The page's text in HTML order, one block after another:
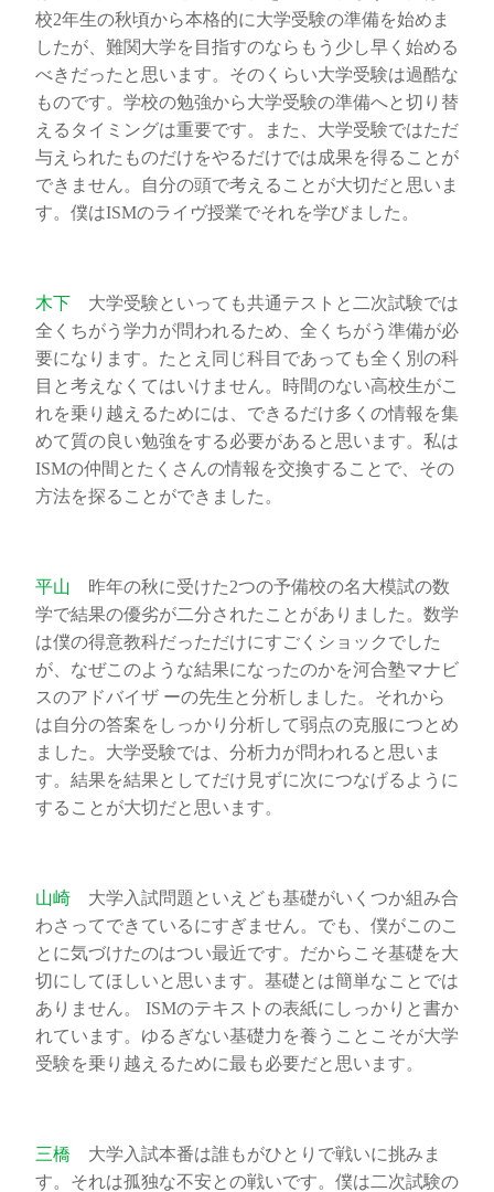
校2年生の秋頃から本格的に大学受験の準備を始めま
したが、難関大学を目指すのならもう少し早く始める
べきだったと思います。そのくらい大学受験は過酷な
ものです。学校の勉強から大学受験の準備へと切り替
えるタイミングは重要です。また、大学受験ではただ
与えられたものだけをやるだけでは成果を得ることが
できません。自分の頭で考えることが大切だと思いま
す。僕はISMのライヴ授業でそれを学びました。
木下
大学受験といっても共通テストと二次試験では
全くちがう学力が問われるため、全くちがう準備が必
要になります。たとえ同じ科目であっても全く別の科
目と考えなくてはいけません。時間のない高校生がこ
れを乗り越えるためには、できるだけ多くの情報を集
めて質の良い勉強をする必要があると思います。私は
ISMの仲間とたくさんの情報を交換することで、その
方法を探ることができました。
平山
昨年の秋に受けた2つの予備校の名大模試の数
学で結果の優劣が二分されたことがありました。数学
は僕の得意教科だっただけにすごくショックでした
が、なぜこのような結果になったのかを河合塾マナビ
スのアドバイザ ーの先生と分析しました。それから
は自分の答案をしっかり分析して弱点の克服につとめ
ました。大学受験では、分析力が問われると思いま
す。結果を結果としてだけ見ずに次につなげるように
することが大切だと思います。
山崎
大学入試問題といえども基礎がいくつか組み合
わさってできているにすぎません。でも、僕がこのこ
とに気づけたのはつい最近です。だからこそ基礎を大
切にしてほしいと思います。基礎とは簡単なことでは
ありません。 ISMのテキストの表紙にしっかりと書か
れています。ゆるぎない基礎力を養うことこそが大学
受験を乗り越えるために最も必要だと思います。
三橋
大学入試本番は誰もがひとりで戦いに挑みま
す。それは孤独な不安との戦いです。僕は二次試験の